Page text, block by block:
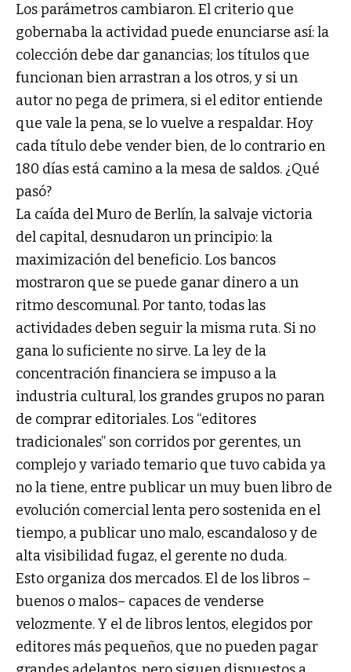
Los parámetros cambiaron. El criterio que
gobernaba la actividad puede enunciarse así: la
colección debe dar ganancias; los títulos que
funcionan bien arrastran a los otros, y si un
autor no pega de primera, si el editor entiende
que vale la pena, se lo vuelve a respaldar. Hoy
cada título debe vender bien, de lo contrario en
180 días está camino a la mesa de saldos. ¿Qué
pasó?
La caída del Muro de Berlín, la salvaje victoria
del capital, desnudaron un principio: la
maximización del beneficio. Los bancos
mostraron que se puede ganar dinero a un
ritmo descomunal. Por tanto, todas las
actividades deben seguir la misma ruta. Si no
gana lo suficiente no sirve. La ley de la
concentración financiera se impuso a la
industria cultural, los grandes grupos no paran
de comprar editoriales. Los “editores
tradicionales” son corridos por gerentes, un
complejo y variado temario que tuvo cabida ya
no la tiene, entre publicar un muy buen libro de
evolución comercial lenta pero sostenida en el
tiempo, a publicar uno malo, escandaloso y de
alta visibilidad fugaz, el gerente no duda.
Esto organiza dos mercados. El de los libros –
buenos o malos– capaces de venderse
velozmente. Y el de libros lentos, elegidos por
editores más pequeños, que no pueden pagar